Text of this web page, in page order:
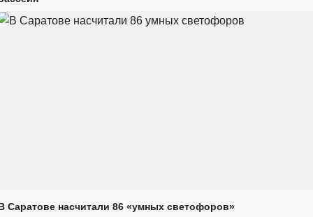
Саратове насчитали 86 «умных светофоров»